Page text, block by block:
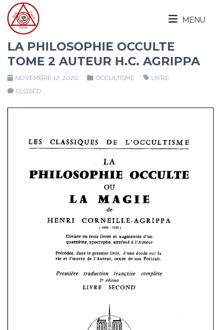
MENU
LA PHILOSOPHIE OCCULTE
TOME 2 AUTEUR H.C. AGRIPPA
NOVEMBRE 12, 2020 OCCULTISME
LIVRE
CLOSED